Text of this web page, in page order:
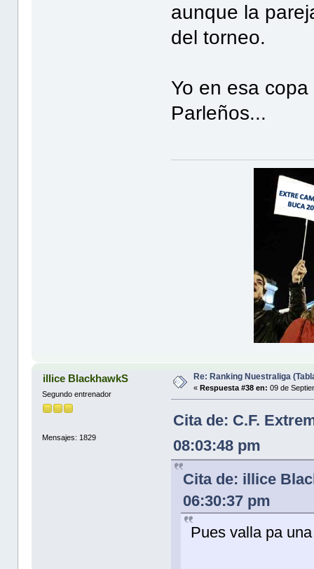
aunque la
del torneo.
Yo en esa
Parleños...
illice BlackhawkS
Segundo entrenador
Mensajes: 1829
Re: Ranking Nuestraliga
«Respuesta #38 en: 09 de
Cita de: C.F.
08:03:48 pm
Cita de: illice
06:30:37 pm
Pues valla pa